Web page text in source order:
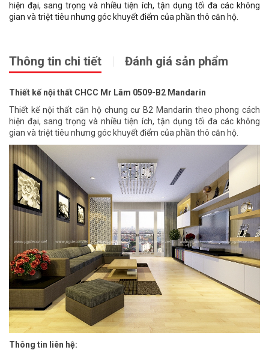
hiện đại, sang trọng và nhiều tiện ích, tận dụng tối đa các không
gian và triệt tiêu nhưng góc khuyết điểm của phần thô căn hộ.
Thông tin chi tiết Đánh giá sản phẩm
Thiết kế nội thất CHCC Mr Lâm 0509-B2 Mandarin
Thiết kế nội thất căn hộ chung cư B2 Mandarin theo phong cách
hiện đại, sang trọng và nhiều tiện ích, tận dụng tối đa các không
gian và triệt tiêu nhưng góc khuyết điểm của phần thô căn hộ.
Thông tin liên hệ: